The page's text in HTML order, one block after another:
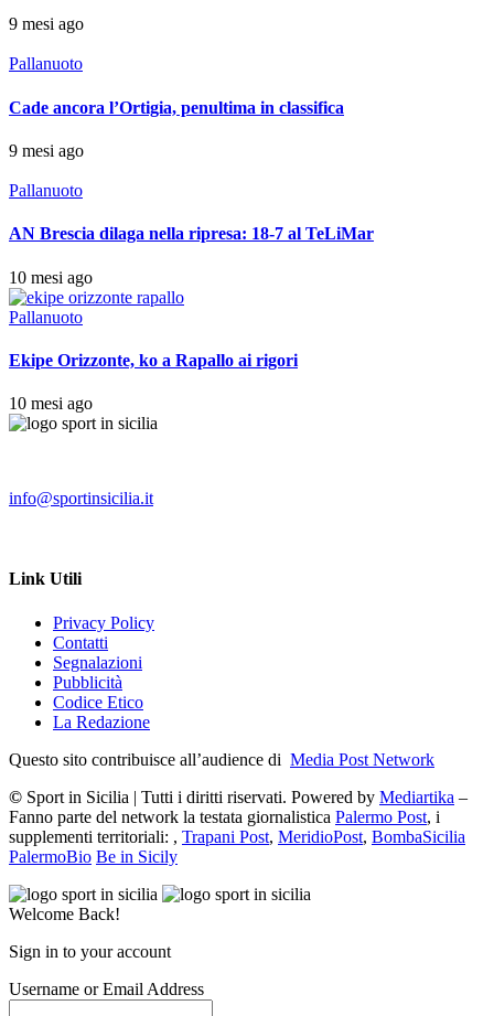
9 mesi ago
Pallanuoto
Cade ancora l’Ortigia, penultima in classifica
9 mesi ago
Pallanuoto
AN Brescia dilaga nella ripresa: 18-7 al TeLiMar
10 mesi ago
Pallanuoto
Ekipe Orizzonte, ko a Rapallo ai rigori
10 mesi ago
info@sportinsicilia.it
Link Utili
Privacy Policy
Contatti
Segnalazioni
Pubblicità
Codice Etico
La Redazione
Questo sito contribuisce all’audience di Media Post Network
© Sport in Sicilia | Tutti i diritti riservati. Powered by Mediartika –
Fanno parte del network la testata giornalistica Palermo Post, i
supplementi territoriali: , Trapani Post, MeridioPost, BombaSicilia
PalermoBio Be in Sicily
Welcome Back!
Sign in to your account
Username or Email Address